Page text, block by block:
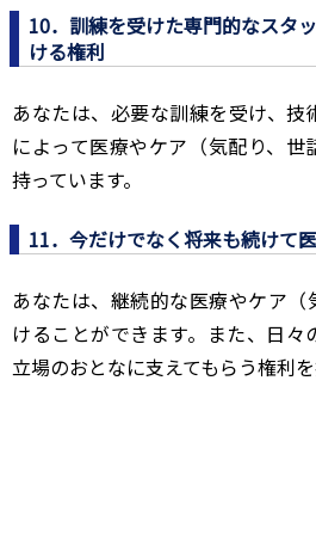
10．訓練を受けた専門的なスタ
ける権利
あなたは、必要な訓練を受け、技
によって医療やケア（気配り、世
持っています。
11．今だけでなく将来も続けて
あなたは、継続的な医療やケア
けることができます。また、日
立場のおとなに支えてもらう権利を